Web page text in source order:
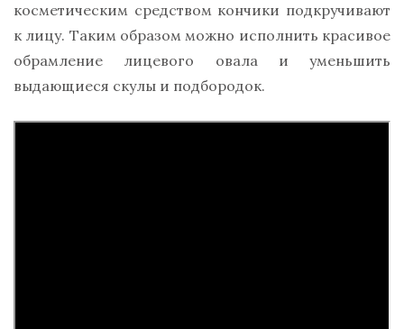
косметическим средством кончики подкручивают
к лицу. Таким образом можно исполнить красивое
обрамление лицевого овала и уменьшить
выдающиеся скулы и подбородок.